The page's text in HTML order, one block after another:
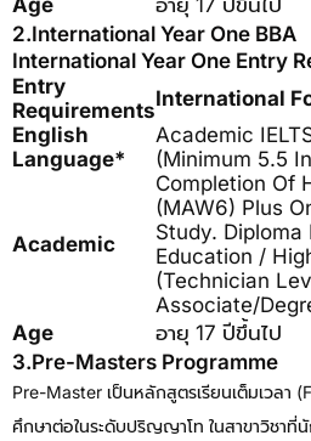
Age
อายุ 17 ปีขึ้นไป
2.International Year One BBA
International Year One Entry
Entry
RequirementsInternational
English
Language*
Academic
(minimum 5.5
Academic
Completion Of
(MAW6) Plus
Study. Diploma
Education /
(Technician
Associate/
Age
อายุ 17 ปีขึ้นไป
3.Pre-Masters Programme
Pre-Master เป็นหลักสูตรเรียนเต็มเวลา
ศึกษาต่อในระดับปริญญาโท ในสาขาวิชาที่